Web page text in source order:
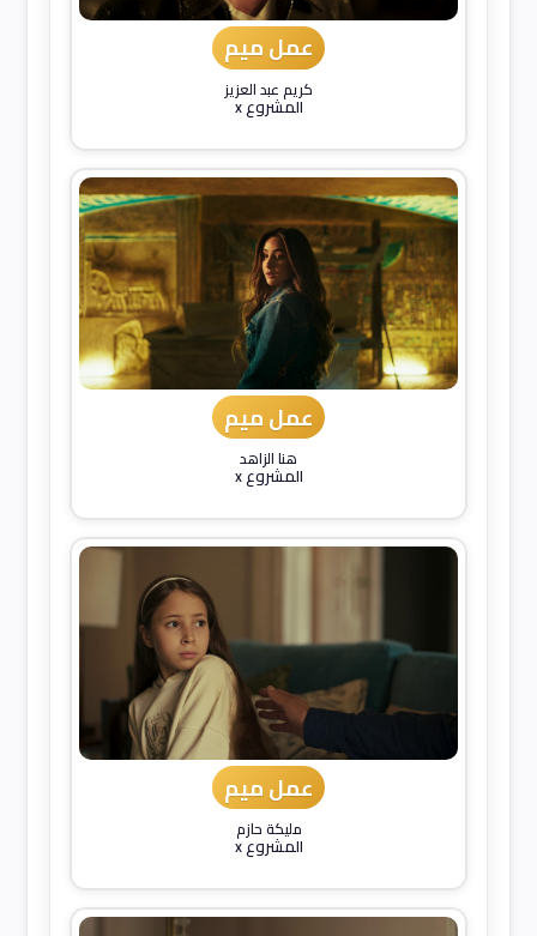
عمل ميم
كريم عبد العزيز
المشروع x
عمل ميم
هنا الزاهد
المشروع x
عمل ميم
مليكة حازم
المشروع x